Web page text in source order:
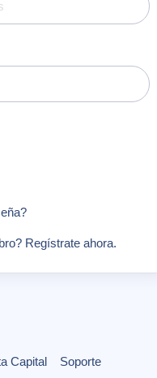
Regístrate ahora.
Capital Soporte